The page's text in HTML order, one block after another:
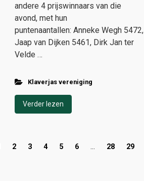
andere 4 prijswinnaars van die
avond, met hun
puntenaantallen: Anneke Wegh 5472,
Jaap van Dijken 5461, Dirk Jan ter
Velde …
Klaverjas vereniging
Verder lezen
2 3 4 5 6 … 28 29